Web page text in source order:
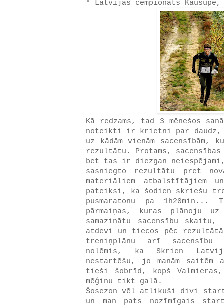
* Latvijas čempionāts
Kā redzams, tad 3 mēnešos
noteikti ir krietni par daudz,
uz kādām vienām sacensībām,
rezultātu. Protams,
bet tas ir diezgan
sasniegto rezultātu pret
materiāliem atbalstītājiem
pateiksi, ka šodien skriešu
pusmaratonu pa 1h20min...
pārmaiņas, kuras plānoju
samazinātu sacensību
atdevi un tiecos pēc
treniņplānu arī sacensību
nolēmis, ka Skrien
nestartēšu, jo manām
tieši šobrīd, kopš Valmieras,
mēģinu tikt galā.
Šosezon vēl atlikuši divi
un man pats nozīmīgais